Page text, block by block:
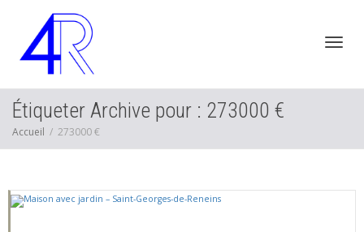
Étiqueter Archive pour : 273000 €
Accueil 273000 €